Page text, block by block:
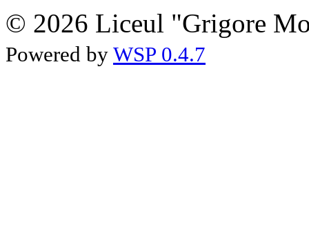
© 2026 Liceul "Grigore
Powered by WSP 0.4.7